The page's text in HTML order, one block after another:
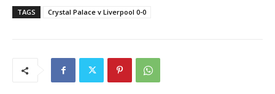
TAGS Crystal Palace v Liverpool 0-0